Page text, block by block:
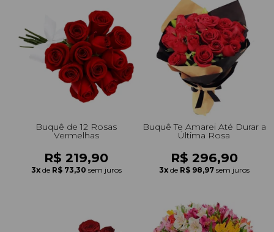
Buquê de 12 Rosas
Vermelhas
R$ 219,90
3x de R$ 73,30 sem juros
Buquê Te Amarei Até Durar a
Última Rosa
R$ 296,90
3x de R$ 98,97 sem juros